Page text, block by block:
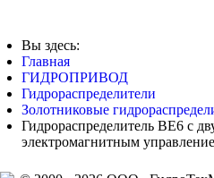
Вы здесь:
Главная
ГИДРОПРИВОД
Гидрораспределители
Золотниковые
Гидрораспределитель ВЕ6 c
электромагнитным